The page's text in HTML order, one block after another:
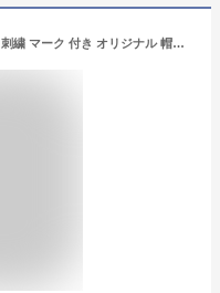
サンアップ 野球 キャップ オーダー 刺繍 マーク 付き オリジナル 帽子 オールメッシュ SB03 +MARK 受注生産品